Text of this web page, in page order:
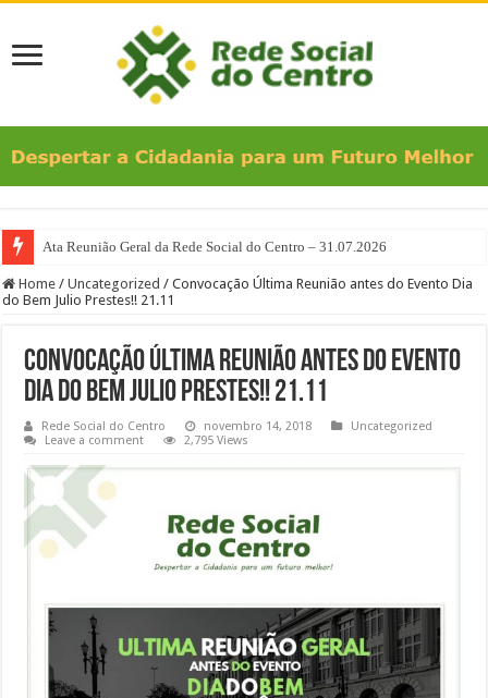
Ata Reunião Geral da Rede Social do Centro – 31.07.2026
Home / Uncategorized / Convocação Última Reunião antes do Evento Dia
do Bem Julio Prestes!! 21.11
Convocação Última Reunião antes do Evento
Dia do Bem Julio Prestes!! 21.11
Rede Social do Centro novembro 14, 2018
Uncategorized
Leave a comment
2,795 Views